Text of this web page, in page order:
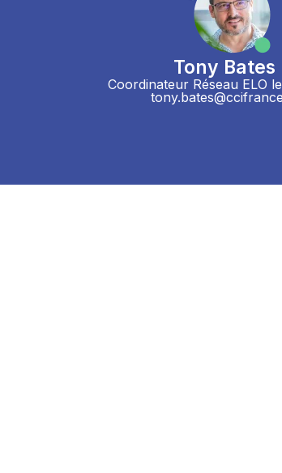
Tony Bates
Coordinateur Réseau ELO